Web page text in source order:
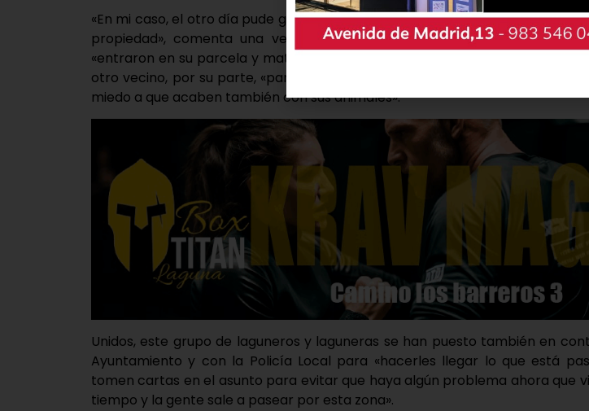
«En mi caso, el otro día pude grabar con las cámaras cómo siete de ellos
propiedad», comenta una vecina, quien cuenta cómo, en el caso de
«entraron en su parcela y mataron a las cabras, a los pollos y los patos que
otro vecino, por su parte, «para evitar que entren les ha puesto pienso en
miedo a que acaben también con sus animales».
Unidos, este grupo de laguneros y laguneras se han puesto también en
Ayuntamiento y con la Policía Local para «hacerles llegar lo que está
tomen cartas en el asunto para evitar que haya algún problema ahora que
tiempo y la gente sale a pasear por esta zona».